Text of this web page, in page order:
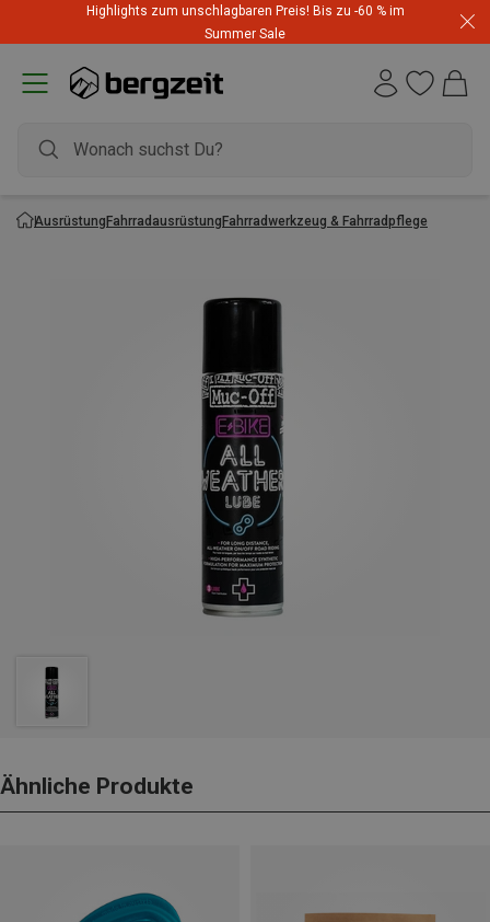
Highlights zum unschlagbaren Preis! Bis zu -60 % im
Summer Sale
AusrüstungFahrradausrüstungFahrradwerkzeug & Fahrradpflege
Ähnliche Produkte